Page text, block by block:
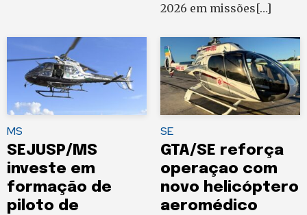
2026 em missões[…]
MS
SEJUSP/MS
investe em
formação de
piloto de
SE
GTA/SE reforça
operaçao com
novo helicóptero
aeromédico